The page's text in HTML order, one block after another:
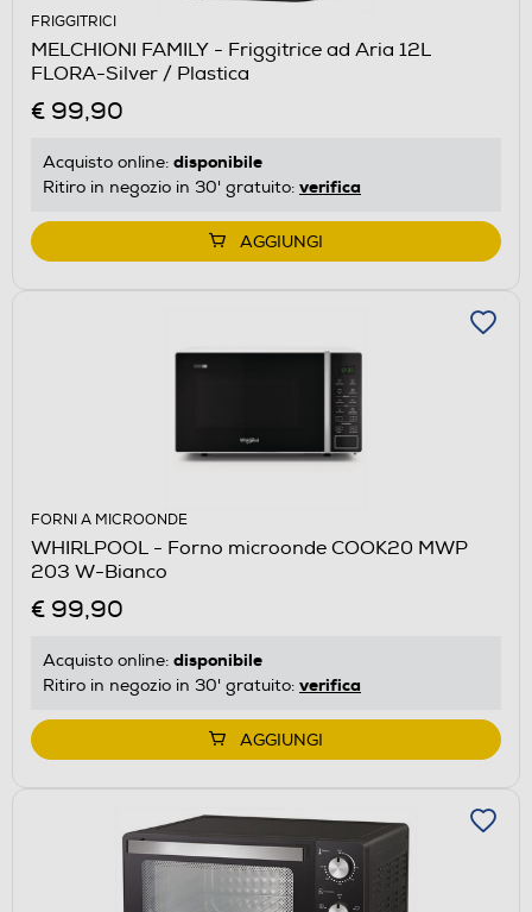
FRIGGITRICI
MELCHIONI FAMILY - Friggitrice ad Aria 12L
FLORA-Silver / Plastica
€ 99,90
Acquisto online: disponibile
Ritiro in negozio in 30' gratuito: verifica
AGGIUNGI
FORNI A MICROONDE
WHIRLPOOL - Forno microonde COOK20 MWP
203 W-Bianco
€ 99,90
Acquisto online: disponibile
Ritiro in negozio in 30' gratuito: verifica
AGGIUNGI